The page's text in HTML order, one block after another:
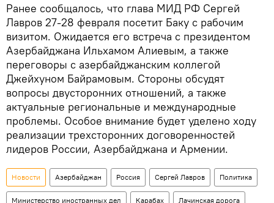
Ранее сообщалось, что глава МИД РФ Сергей
Лавров 27-28 февраля посетит Баку с рабочим
визитом. Ожидается его встреча с президентом
Азербайджана Ильхамом Алиевым, а также
переговоры с азербайджанским коллегой
Джейхуном Байрамовым. Стороны обсудят
вопросы двусторонних отношений, а также
актуальные региональные и международные
проблемы. Особое внимание будет уделено ходу
реализации трехсторонних договоренностей
лидеров России, Азербайджана и Армении.
Новости Азербайджан Россия Сергей Лавров Политика
Министерство иностранных дел Карабах Лачинская дорога